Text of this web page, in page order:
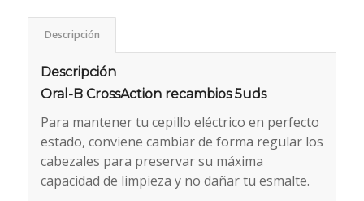
Descripción
Descripción
Oral-B CrossAction recambios 5uds
Para mantener tu cepillo eléctrico en perfecto
estado, conviene cambiar de forma regular los
cabezales para preservar su máxima
capacidad de limpieza y no dañar tu esmalte.